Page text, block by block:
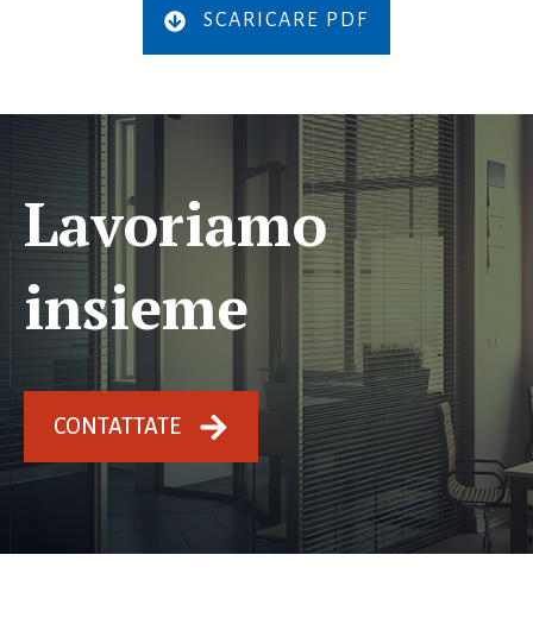
SCARICARE PDF
Lavoriamo
insieme
CONTATTATE